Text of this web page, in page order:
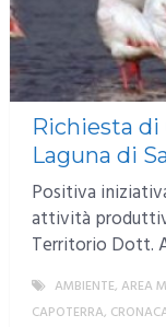
Richiesta
Laguna di
Positiva
attività
Territorio Dott.
AMBIENTE, AREA
CAPOTERRA,